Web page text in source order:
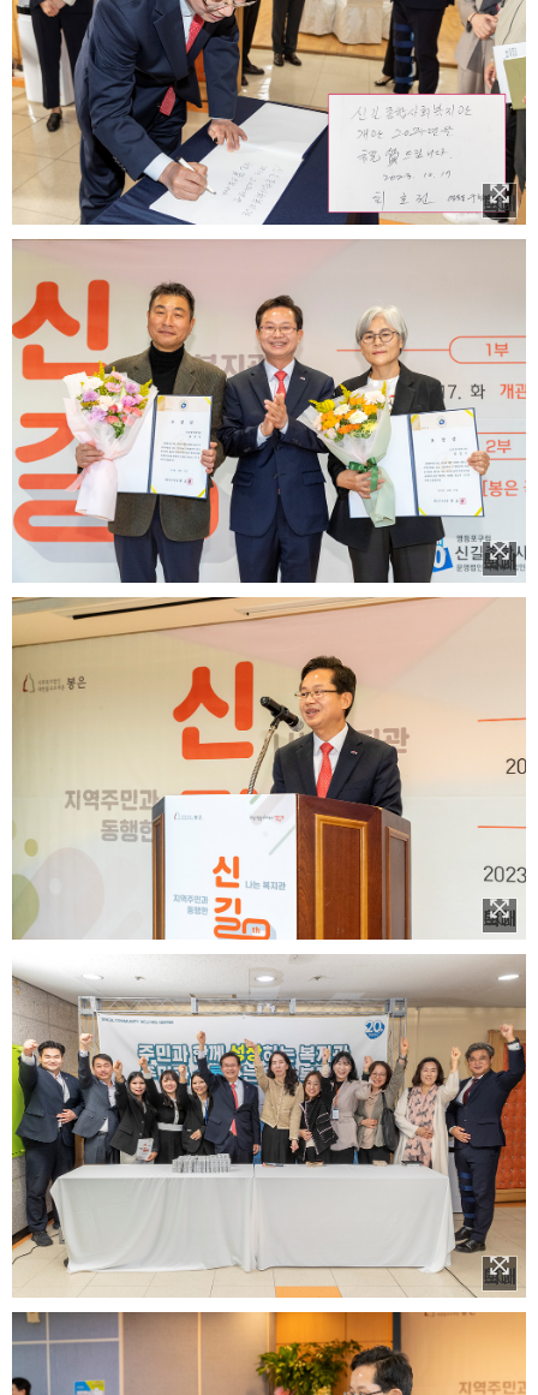
이미지 확대보기
이미지 확대보기
이미지 확대보기
이미지 확대보기